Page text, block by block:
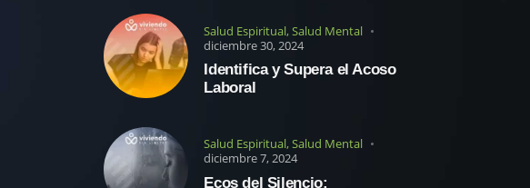
Salud Espiritual,Salud Mental
diciembre 30, 2024
Identifica y Supera el Acoso
Laboral
Salud Espiritual,Salud Mental
diciembre 7, 2024
Ecos del Silencio: